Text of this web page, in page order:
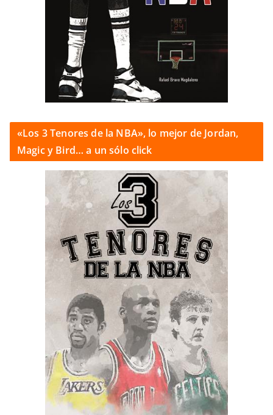
«Los 3 Tenores de la NBA», lo mejor de Jordan,
Magic y Bird… a un sólo click